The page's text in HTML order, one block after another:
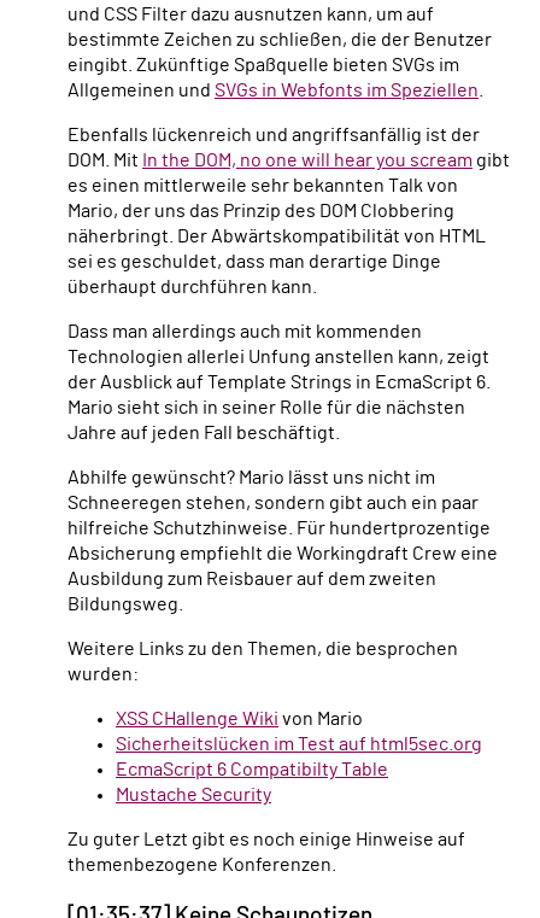
und CSS Filter dazu ausnutzen kann, um auf
bestimmte Zeichen zu schließen, die der Benutzer
eingibt. Zukünftige Spaßquelle bieten SVGs im
Allgemeinen und SVGs in Webfonts im Speziellen
Ebenfalls lückenreich und angriffsanfällig ist der
DOM. Mit In the DOM, no one will hear you scream gibt
es einen mittlerweile sehr bekannten Talk von
Mario, der uns das Prinzip des DOM Clobbering
näherbringt. Der Abwärtskompatibilität von HTML
sei es geschuldet, dass man derartige Dinge
überhaupt durchführen kann.
Dass man allerdings auch mit kommenden
Technologien allerlei Unfung anstellen kann, zeigt
der Ausblick auf Template Strings in EcmaScript 6.
Mario sieht sich in seiner Rolle für die nächsten
Jahre auf jeden Fall beschäftigt.
Abhilfe gewünscht? Mario lässt uns nicht im
Schneeregen stehen, sondern gibt auch ein paar
hilfreiche Schutzhinweise. Für hundertprozentige
Absicherung empfiehlt die Workingdraft Crew eine
Ausbildung zum Reisbauer auf dem zweiten
Bildungsweg.
Weitere Links zu den Themen, die besprochen
wurden:
XSS CHallenge Wiki von Mario
Sicherheitslücken im Test auf html5sec.org
EcmaScript 6 Compatibilty Table
Mustache Security
Zu guter Letzt gibt es noch einige Hinweise auf
themenbezogene Konferenzen.